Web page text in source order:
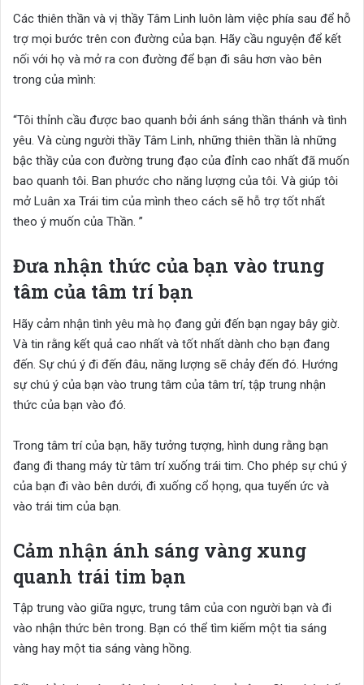
Các thiên thần và vị thầy Tâm Linh luôn làm việc phía sau để hỗ
trợ mọi bước trên con đường của bạn. Hãy cầu nguyện để kết
nối với họ và mở ra con đường để bạn đi sâu hơn vào bên
trong của mình:
“Tôi thỉnh cầu được bao quanh bởi ánh sáng thần thánh và tình
yêu. Và cùng người thầy Tâm Linh, những thiên thần là những
bậc thầy của con đường trung đạo của đỉnh cao nhất đã muốn
bao quanh tôi. Ban phước cho năng lượng của tôi. Và giúp tôi
mở Luân xa Trái tim của mình theo cách sẽ hỗ trợ tốt nhất
theo ý muốn của Thần. ”
Đưa nhận thức của bạn vào trung
tâm của tâm trí bạn
Hãy cảm nhận tình yêu mà họ đang gửi đến bạn ngay bây giờ.
Và tin rằng kết quả cao nhất và tốt nhất dành cho bạn đang
đến. Sự chú ý đi đến đâu, năng lượng sẽ chảy đến đó. Hướng
sự chú ý của bạn vào trung tâm của tâm trí, tập trung nhận
thức của bạn vào đó.
Trong tâm trí của bạn, hãy tưởng tượng, hình dung rằng bạn
đang đi thang máy từ tâm trí xuống trái tim. Cho phép sự chú ý
của bạn đi vào bên dưới, đi xuống cổ họng, qua tuyến ức và
vào trái tim của bạn.
Cảm nhận ánh sáng vàng xung
quanh trái tim bạn
Tập trung vào giữa ngực, trung tâm của con người bạn và đi
vào nhận thức bên trong. Bạn có thể tìm kiếm một tia sáng
vàng hay một tia sáng vàng hồng.